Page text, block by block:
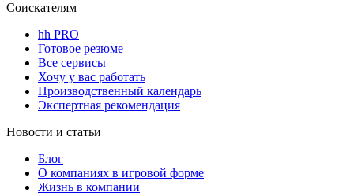
Соискателям
hh PRO
Готовое резюме
Все сервисы
Хочу у вас работать
Производственный календарь
Экспертная рекомендация
Новости и статьи
Блог
О компаниях в игровой форме
Жизнь в компании